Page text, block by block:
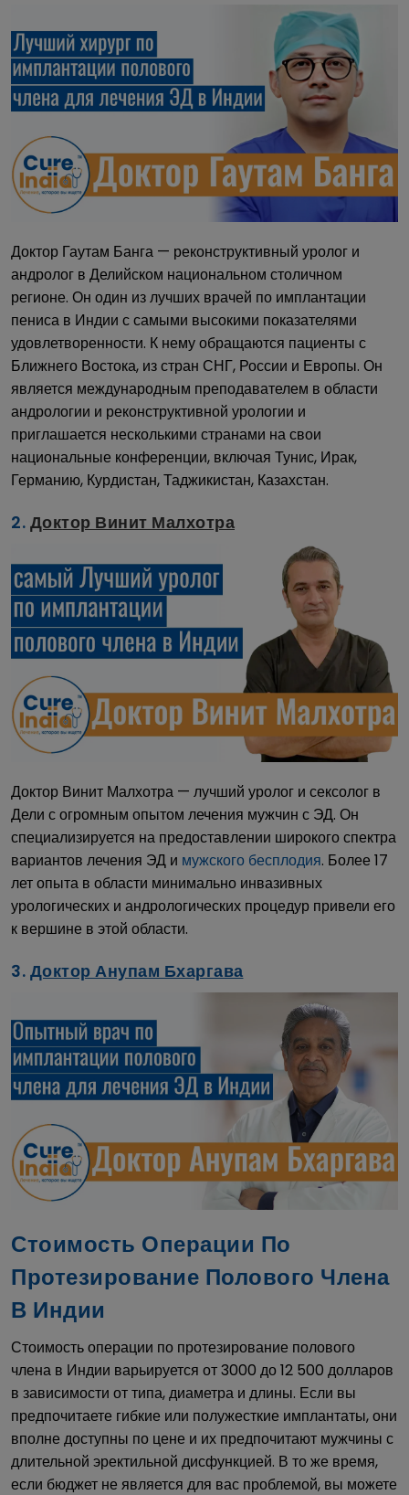
Доктор Гаутам Банга — реконструктивный уролог и
андролог в Делийском национальном столичном
регионе. Он один из лучших врачей по имплантации
пениса в Индии с самыми высокими показателями
удовлетворенности. К нему обращаются пациенты с
Ближнего Востока, из стран СНГ, России и Европы. Он
является международным преподавателем в области
андрологии и реконструктивной урологии и
приглашается несколькими странами на свои
национальные конференции, включая Тунис, Ирак,
Германию, Курдистан, Таджикистан, Казахстан.
2. Доктор Винит Малхотра
Доктор Винит Малхотра — лучший уролог и сексолог в
Дели с огромным опытом лечения мужчин с ЭД. Он
специализируется на предоставлении широкого спектра
вариантов лечения ЭД и мужского бесплодия. Более 17
лет опыта в области минимально инвазивных
урологических и андрологических процедур привели его
к вершине в этой области.
3. Доктор Анупам Бхаргава
Стоимость Операции По
Протезирование Полового Члена
В Индии
Стоимость операции по протезирование полового
члена в Индии варьируется от 3000 до 12 500 долларов
в зависимости от типа, диаметра и длины. Если вы
предпочитаете гибкие или полужесткие имплантаты, они
вполне доступны по цене и их предпочитают мужчины с
длительной эректильной дисфункцией. В то же время,
если бюджет не является для вас проблемой, вы можете